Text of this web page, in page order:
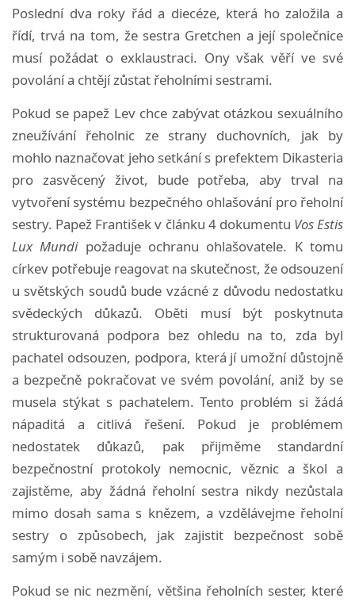
Poslední dva roky řád a diecéze, která ho založila a
řídí, trvá na tom, že sestra Gretchen a její společnice
musí požádat o exklaustraci. Ony však věří ve své
povolání a chtějí zůstat řeholními sestrami.
Pokud se papež Lev chce zabývat otázkou sexuálního
zneužívání řeholnic ze strany duchovních, jak by
mohlo naznačovat jeho setkání s prefektem Dikasteria
pro zasvěcený život, bude potřeba, aby trval na
vytvoření systému bezpečného ohlašování pro řeholní
sestry. Papež František v článku 4 dokumentu Vos Estis
Lux Mundipožaduje ochranu ohlašovatele. K tomu
církev potřebuje reagovat na skutečnost, že odsouzení
u světských soudů bude vzácné z důvodu nedostatku
svědeckých důkazů. Oběti musí být poskytnuta
strukturovaná podpora bez ohledu na to, zda byl
pachatel odsouzen, podpora, která jí umožní důstojně
a bezpečně pokračovat ve svém povolání, aniž by se
musela stýkat s pachatelem. Tento problém si žádá
nápaditá a citlivá řešení. Pokud je problémem
nedostatek důkazů, pak přijměme standardní
bezpečnostní protokoly nemocnic, věznic a škol a
zajistěme, aby žádná řeholní sestra nikdy nezůstala
mimo dosah sama s knězem, a vzdělávejme řeholní
sestry o způsobech, jak zajistit bezpečnost sobě
samým i sobě navzájem.
Pokud se nic nezmění, většina řeholních sester, které